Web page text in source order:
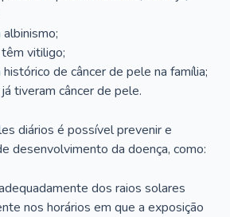
vitiligo;
de câncer de pele na família;
tiveram câncer de pele.
diários é possível prevenir e
desenvolvimento da doença, como:
dos raios solares
nos horários em que a exposição